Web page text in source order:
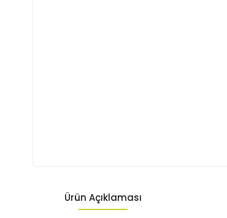
Ürün Açıklaması